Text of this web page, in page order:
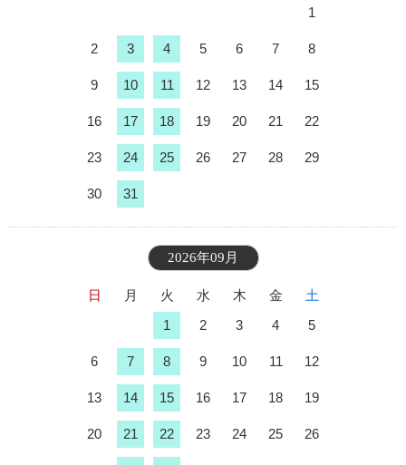
1
2 3 4 5 6 7 8
9 10 11 12 13 14 15
16 17 18 19 20 21 22
23 24 25 26 27 28 29
30 31
2026年09月
日 月 火 水 木 金
土
1
2 3 4 5
6 7 8 9 10 11 12
13 14 15 16 17 18 19
20 21 22 23 24 25 26